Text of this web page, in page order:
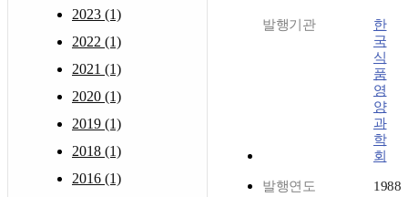
2023 (1)
2022 (1)
2021 (1)
2020 (1)
2019 (1)
2018 (1)
2016 (1)
발행기관
한
국
식
품
영
양
과
학
회
발행연도 1988